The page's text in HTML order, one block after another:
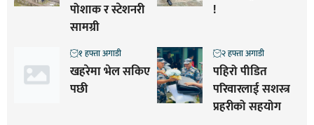
पोशाक र स्टेशनरी
सामग्री
!
खहरेमा भेल सकिए
पछी
१ हफ्ता अगाडी
पहिरो पीडित
परिवारलाई सशस्त्र
प्रहरीको सहयोग
२ हफ्ता अगाडी